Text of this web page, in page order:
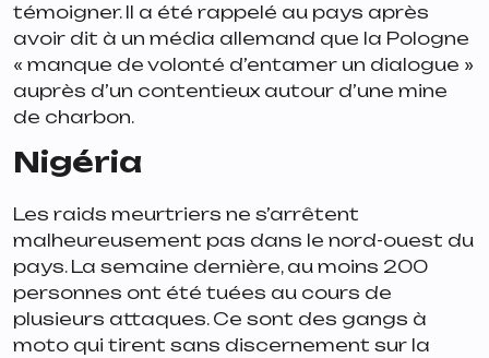
témoigner. Il a été rappelé au pays après
avoir dit à un média allemand que la Pologne
« manque de volonté d’entamer un dialogue »
auprès d’un contentieux autour d’une mine
de charbon.
Nigéria
Les raids meurtriers ne s’arrêtent
malheureusement pas dans le nord-ouest du
pays. La semaine dernière, au moins 200
personnes ont été tuées au cours de
plusieurs attaques. Ce sont des gangs à
moto qui tirent sans discernement sur la